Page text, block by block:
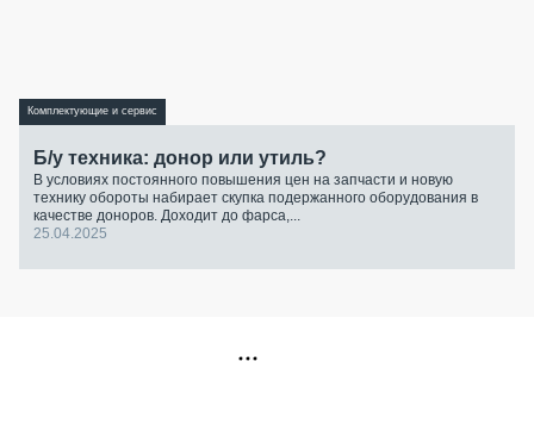
Комплектующие и сервис
Б/у техника: донор или утиль?
В условиях постоянного повышения цен на запчасти и новую
технику обороты набирает скупка подержанного оборудования в
качестве доноров. Доходит до фарса,...
25.04.2025